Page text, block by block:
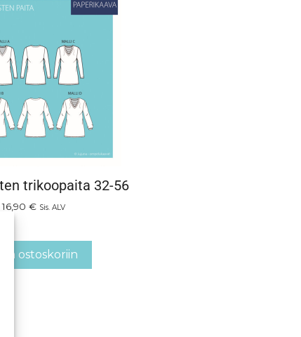
trikoopaita 32-56
16,90€ Sis. ALV
ostoskoriin